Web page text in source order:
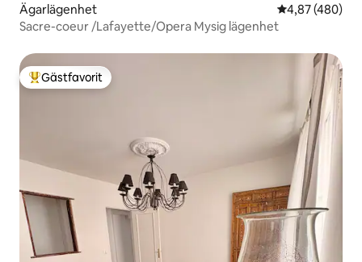
Ägarlägenhet 4,87 av 5 i
4,87 (480)
Sacre-coeur /Lafayette/Opera Mysig lägenhet
Populär gästfavorit
Gästfavorit